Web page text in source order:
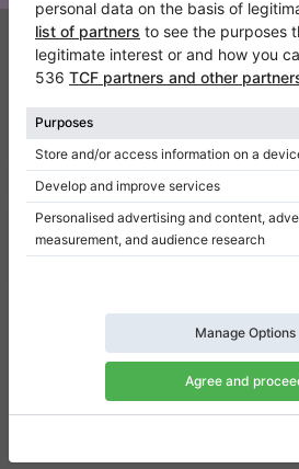
Klaviano
FAQ
Contact
Qui sommes-nous
Donner un avis
Politique de confidentialité
Paramètres de consentement